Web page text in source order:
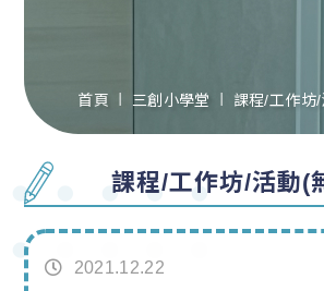
首頁 三創小學堂 課程/工作坊
課程/工作坊/活動(
2021.12.22